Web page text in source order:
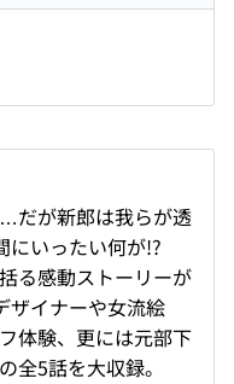
だが新郎は我らが透
いったい何が!?
る感動ストーリーが
イナーや女流絵
体験、更には元部下
全5話を大収録。